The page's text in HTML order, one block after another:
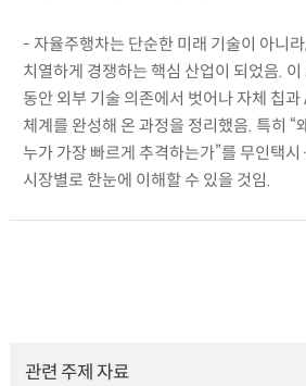
- 자율주행차는 단순한 미래 기술이 아니
치열하게 경쟁하는 핵심 산업이 되었음.
동안 외부 기술 의존에서 벗어나 자체 칩과
체계를 완성해 온 과정을 정리했음. 특히 “
누가 가장 빠르게 추격하는가”를 무인택
시장별로 한눈에 이해할 수 있을 것임.
관련 주제 자료